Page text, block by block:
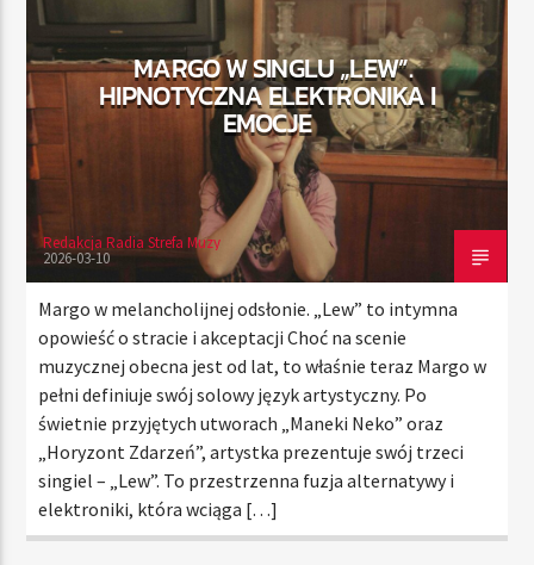
TERAZ
RADIO STREFA MUZY
MARGO W SINGLU „LEW”.
HIPNOTYCZNA ELEKTRONIKA I
EMOCJE
Redakcja Radia Strefa Muzy
2026-03-10
Margo w melancholijnej odsłonie. „Lew” to intymna
opowieść o stracie i akceptacji Choć na scenie
muzycznej obecna jest od lat, to właśnie teraz Margo w
pełni definiuje swój solowy język artystyczny. Po
świetnie przyjętych utworach „Maneki Neko” oraz
„Horyzont Zdarzeń”, artystka prezentuje swój trzeci
singiel – „Lew”. To przestrzenna fuzja alternatywy i
elektroniki, która wciąga […]